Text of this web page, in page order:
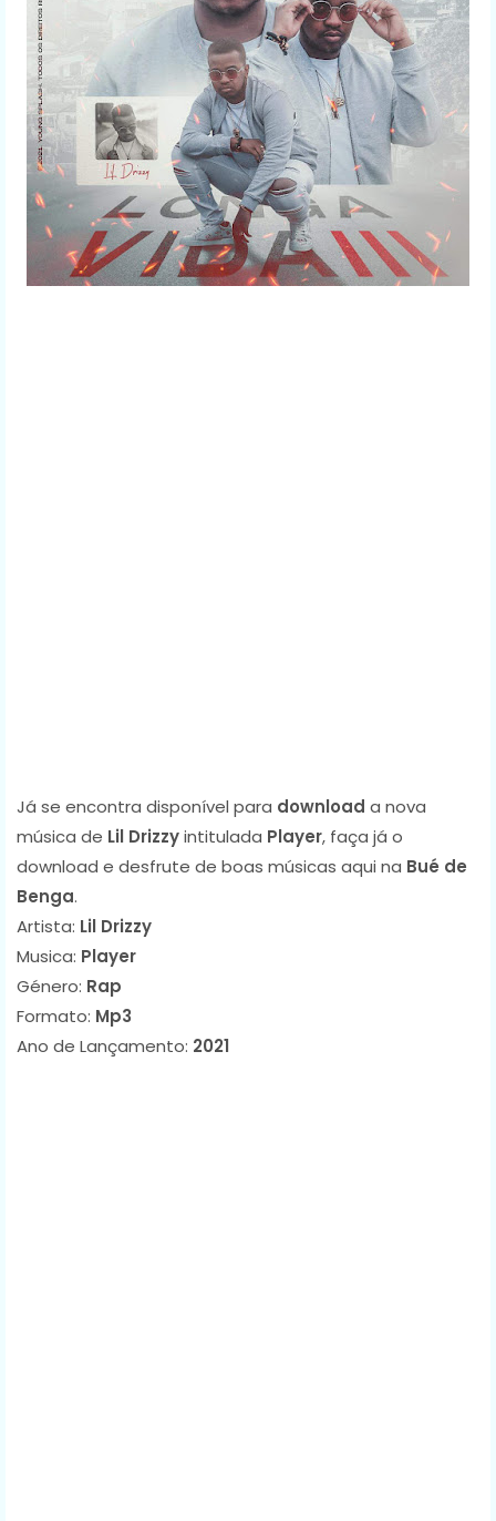
Já se encontra disponível para download a nova
música de Lil Drizzyintitulada Player, faça já o
download e desfrute de boas músicas aqui na Bué de
Benga.
Artista: Lil Drizzy
Musica: Player
Género: Rap
Formato: Mp3
Ano de Lançamento: 2021